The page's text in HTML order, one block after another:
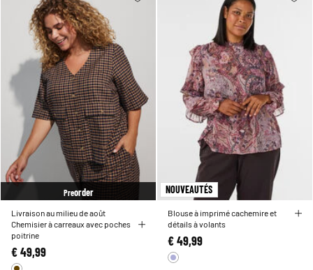
Preorder
Livraison au milieu de août
Chemisier à carreaux avec poches
poitrine
€ 49,99
NOUVEAUTÉS
Blouse à imprimé cachemire et
détails à volants
€ 49,99